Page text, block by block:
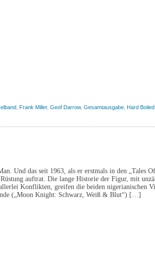
Frank Miller, Geof Darrow, Gesamtausgabe Hard Boiled
Und das seit 1963, als er erstmals in den „Tales
auftrat. Die lange Historie der Figur, mit
Konflikten, greifen die beiden nigerianischen
(„Moon Knight: Schwarz, Weiß & Blut“) […]